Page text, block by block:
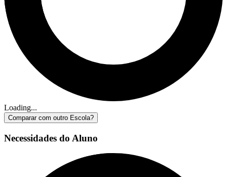
Loading...
Comparar com outro Escola?
Necessidades do Aluno